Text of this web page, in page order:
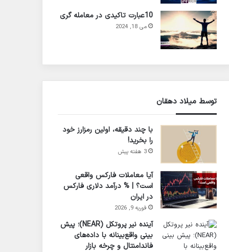
10عبارت تاکیدی در معامله گری
می 18, 2024
توسط میلاد دهقان
با چند دقیقه، اولین رمزارز خود
را بخرید!
3 هفته پیش
آیا معاملات فارکس واقعی
است؟ | % درآمد دلاری فارکس
در ایران
فوریه 9, 2026
آینده نیر پروتکل (NEAR)؛ پیش
بینی واقع‌بینانه با داده‌های
فاندامنتال و چرخه بازار